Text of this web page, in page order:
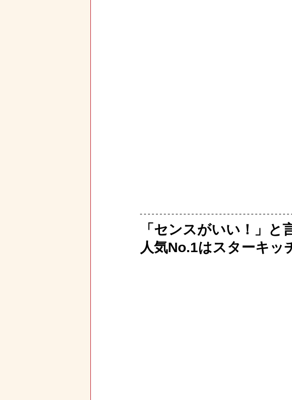
「センスがいい！」
人気No.1はスターキッ